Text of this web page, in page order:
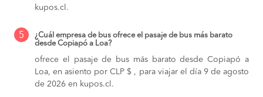
kupos.cl.
5
¿Cuál empresa de bus ofrece el pasaje de bus más barato
desde Copiapó a Loa?
ofrece el pasaje de bus más barato desde Copiapó a
Loa, en asiento por CLP $ , para viajar el día 9 de agosto
de 2026 en kupos.cl.